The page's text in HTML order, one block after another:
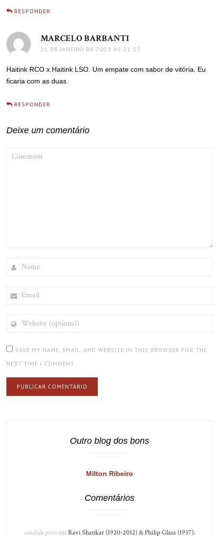
RESPONDER
MARCELO BARBANTI
21 DE JANEIRO DE 2019 ÀS 21:37
Haitink RCO x Haitink LSO. Um empate com sabor de vitória. Eu
ficaria com as duas.
RESPONDER
Deixe um comentário
(OPTIONAL)
SAVE MY NAME, EMAIL, AND WEBSITE IN THIS BROWSER FOR THE
NEXT TIME I COMMENT.
Outro blog dos bons
Milton Ribeiro
Comentários
candida piresem Ravi Shankar (1920-2012) & Philip Glass (1937):